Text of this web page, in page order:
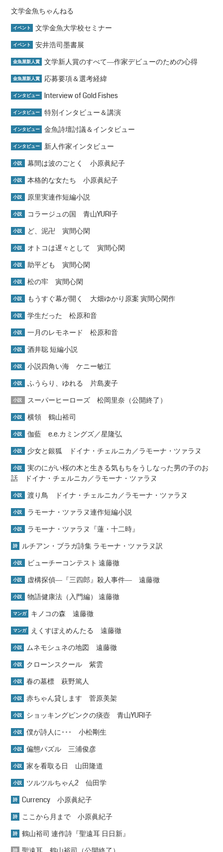
文学金魚ちゃんねる
イベント 文学金魚大学校セミナー
イベント 安井浩司墨書展
金魚屋新人賞 文学新人賞のすべて―作家デビューのための心得
金魚屋新人賞 応募要項＆選考経緯
インタビュー Interview of Gold Fishes
インタビュー 特別インタビュー＆講演
インタビュー 金魚詩壇討議＆インタビュー
インタビュー 新人作家インタビュー
小説 幕間は波のごとく 小原眞紀子
小説 本格的な女たち 小原眞紀子
小説 原里実連作短編小説
小説 コラージュの国 青山YURI子
小説 ど、泥卍 寅間心閑
小説 オトコは遅々として 寅間心閑
小説 助平ども 寅間心閑
小説 松の牢 寅間心閑
小説 もうすぐ幕が開く 大畑ゆかり原案 寅間心閑作
小説 学生だった 松原和音
小説 一月のレモネード 松原和音
小説 酒井聡 短編小説
小説 小説四角い海 ケニー敏江
小説 ふうらり、ゆれる 片島麦子
小説 スーパーヒーローズ 松岡里奈（公開終了）
小説 横領 鶴山裕司
小説 伽藍 e.e.カミングズ／星隆弘
小説 少女と銀狐 ドイナ・チェルニカ／ラモーナ・ツァラヌ
小説
実のにがい桜の木と生きる気もちをうしなった男の子のお
話 ドイナ・チェルニカ／ラモーナ・ツァラヌ
小説 渡り鳥 ドイナ・チェルニカ／ラモーナ・ツァラヌ
小説 ラモーナ・ツァラヌ連作短編小説
小説 ラモーナ・ツァラヌ『蓮・十二時』
詩 ルチアン・ブラガ詩集 ラモーナ・ツァラヌ訳
小説 ビューチーコンテスト 遠藤徹
小説 虚構探偵―『三四郎』殺人事件― 遠藤徹
小説 物語健康法（入門編） 遠藤徹
マンガ キノコの森 遠藤徹
マンガ えくすぽえめんたる 遠藤徹
小説 ムネモシュネの地図 遠藤徹
小説 クローンスクール 紫雲
小説 春の墓標 萩野篤人
小説 赤ちゃん貸します 菅原美架
小説 ショッキングピンクの痰壺 青山YURI子
小説 僕が詩人に･･･ 小松剛生
小説 偏態パズル 三浦俊彦
小説 家を看取る日 山田隆道
小説 ツルツルちゃん2 仙田学
詩 Currency 小原眞紀子
詩 ここから月まで 小原眞紀子
詩 鶴山裕司 連作詩『聖遠耳 日日新』
詩